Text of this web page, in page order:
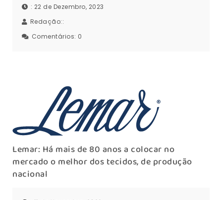
: 22 de Dezembro, 2023
Redação::
Comentários: 0
Lemar: Há mais de 80 anos a colocar no
mercado o melhor dos tecidos, de produção
nacional